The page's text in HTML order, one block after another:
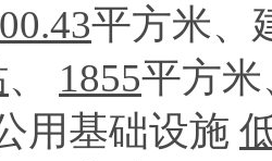
平方米、
、 1855平方
用基础设施